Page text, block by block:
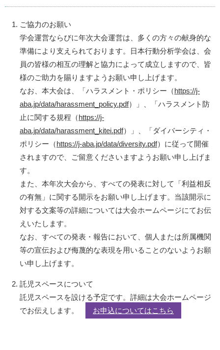
ご協力のお願い
学会運営ならびに年次大会運営は、多くの方々の献身的な
準備により支えられております。日本行動分析学会は、会
員の皆様の相互の理解と協力によって成立しますので、皆
様のご助力を賜りますようお願い申し上げます。
なお、本大会は、「ハラスメント・ポリシー（https://j-
aba.jp/data/harassment_policy.pdf）」、「ハラスメント防
止に関する規程（https://j-
aba.jp/data/harassment_kitei.pdf）」、「ダイバーシティ・
ポリシー（https://j-aba.jp/data/diversity.pdf）に従って開催
されますので、ご留意くださいますようお願い申し上げま
す。
また、本年次大会から、すべての発表に対して「利益相反
の有無」に関する開示をお願い申し上げます。当該開示に
対する文案等の詳細については大会ホームページにてお伝
えいたします。
なお、すべての発表・報告において、個人または所属機関
等の宣伝および侮蔑的な表現を用いることのないようお願
い申し上げます。
託児スペースについて
託児スペースを設ける予定です。詳細は大会ホームページ
でお伝えします。
お申込についてはこちら